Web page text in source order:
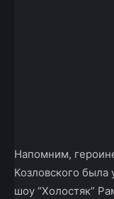
Напомним,
Козловского была
шоу “Холостяк”